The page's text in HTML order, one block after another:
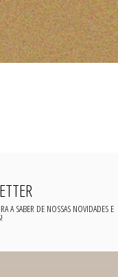
A SABER DE NOSSAS NOVIDADES E